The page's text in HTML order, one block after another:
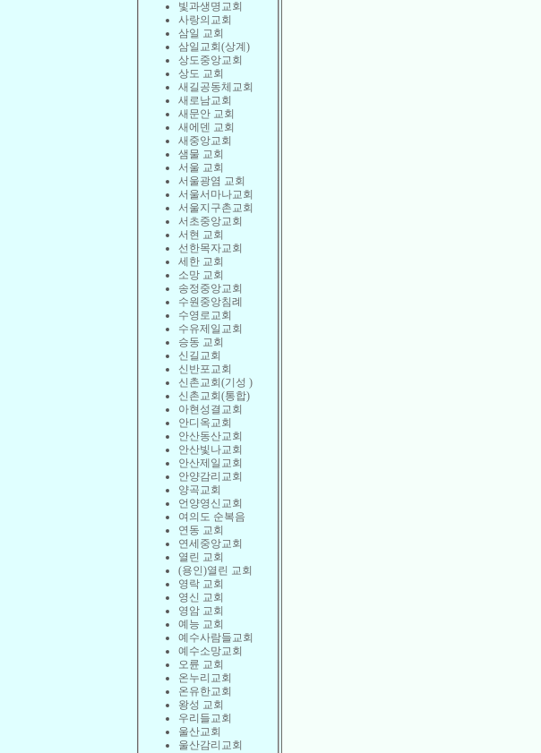
빛과생명교회
사랑의교회
삼일 교회
삼일교회(상계)
상도중앙교회
상도 교회
새길공동체교회
새로남교회
새문안 교회
새에덴 교회
새중앙교회
샘물 교회
서울 교회
서울광염 교회
서울서마나교회
서울지구촌교회
서초중앙교회
서현 교회
선한목자교회
세한 교회
소망 교회
송정중앙교회
수원중앙침례
수영로교회
수유제일교회
승동 교회
신길교회
신반포교회
신촌교회(기성 )
신촌교회(통합)
아현성결교회
안디옥교회
안산동산교회
안산빛나교회
안산제일교회
안양감리교회
양곡교회
언양영신교회
여의도 순복음
연동 교회
연세중앙교회
열린 교회
(용인)열린 교회
영락 교회
영신 교회
영암 교회
예능 교회
예수사람들교회
예수소망교회
오륜 교회
온누리교회
온유한교회
왕성 교회
우리들교회
울산교회
울산감리교회